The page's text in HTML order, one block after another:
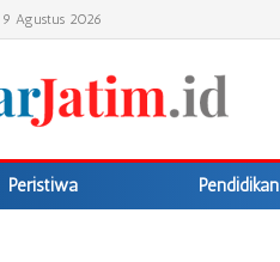
Agustus 2026
Peristiwa Pendidikan